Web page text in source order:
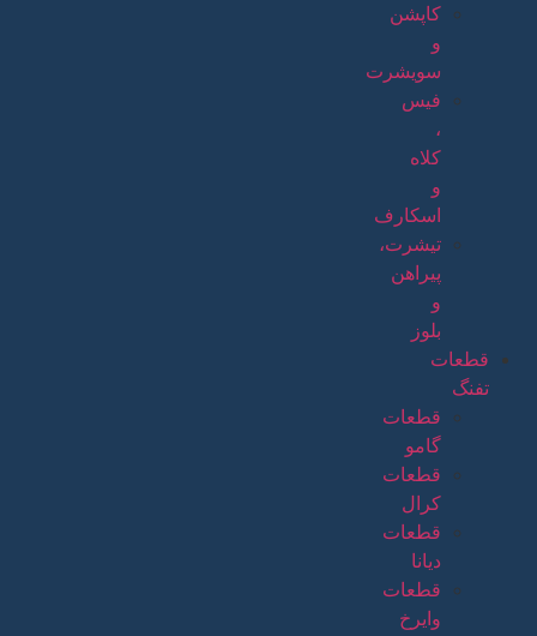
کاپشن
و
سویشرت
فیس
،
کلاه
و
اسکارف
تیشرت،
پیراهن
و
بلوز
قطعات
تفنگ
قطعات
گامو
قطعات
کرال
قطعات
دیانا
قطعات
وایرخ